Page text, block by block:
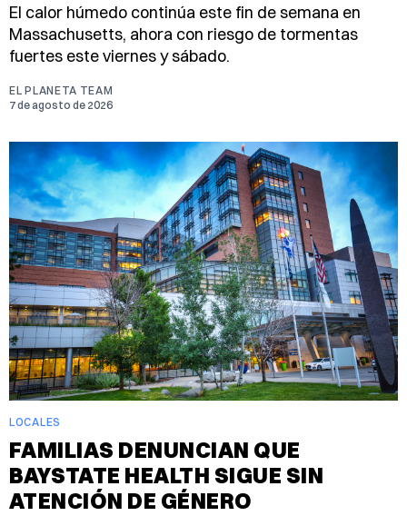
El calor húmedo continúa este fin de semana en
Massachusetts, ahora con riesgo de tormentas
fuertes este viernes y sábado.
EL PLANETA TEAM
7 de agosto de 2026
LOCALES
FAMILIAS DENUNCIAN QUE
BAYSTATE HEALTH SIGUE SIN
ATENCIÓN DE GÉNERO